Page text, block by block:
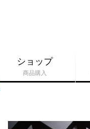
ショップ
商品購入